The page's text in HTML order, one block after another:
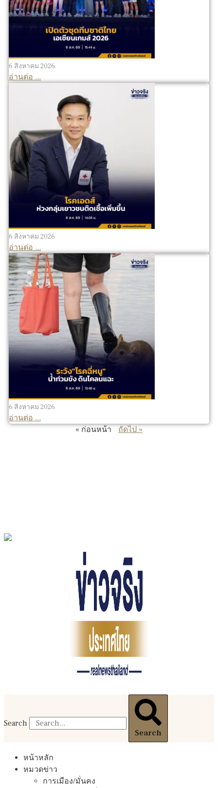
6 สิงหาคม 2026
อ่านต่อ ...
6 สิงหาคม 2026
อ่านต่อ ...
6 สิงหาคม 2026
อ่านต่อ ...
« ก่อนหน้า
ถัดไป »
Search
Search
หน้าหลัก
หมวดข่าว
การเมือง/มั่นคง